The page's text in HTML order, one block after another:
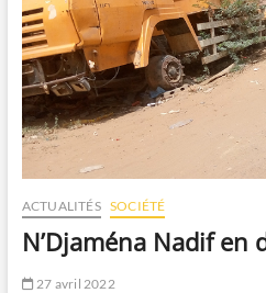
ACTUALITÉS SOCIÉTÉ
N’Djaména Nadif en
27 avril 2022